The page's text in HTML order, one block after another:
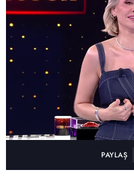
PAYLAŞ